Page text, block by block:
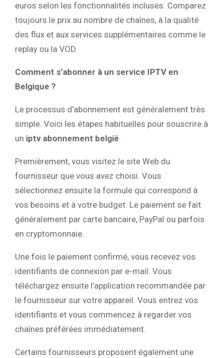
euros selon les fonctionnalités incluses. Comparez
toujours le prix au nombre de chaînes, à la qualité
des flux et aux services supplémentaires comme le
replay ou la VOD.
Comment s’abonner à un service IPTV en
Belgique ?
Le processus d’abonnement est généralement très
simple. Voici les étapes habituelles pour souscrire à
un iptv abonnement belgië.
Premièrement, vous visitez le site Web du
fournisseur que vous avez choisi. Vous
sélectionnez ensuite la formule qui correspond à
vos besoins et à votre budget. Le paiement se fait
généralement par carte bancaire, PayPal ou parfois
en cryptomonnaie.
Une fois le paiement confirmé, vous recevez vos
identifiants de connexion par e-mail. Vous
téléchargez ensuite l’application recommandée par
le fournisseur sur votre appareil. Vous entrez vos
identifiants et vous commencez à regarder vos
chaînes préférées immédiatement.
Certains fournisseurs proposent également une